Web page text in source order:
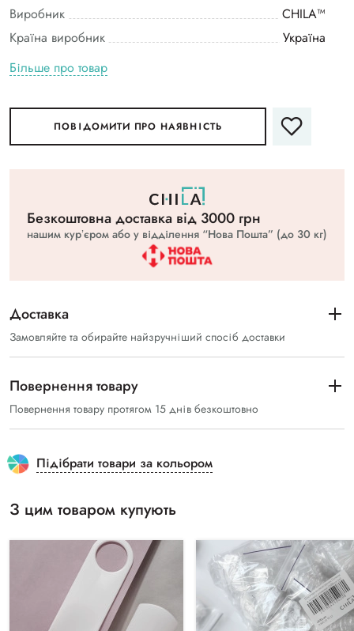
Виробник
CHILA™
Країна виробник
Україна
Більше про товар
ПОВІДОМИТИ ПРО НАЯВНІСТЬ
Безкоштовна доставка вiд 3000 грн
нашим курʼєром або у відділення “Нова Пошта” (до 30 кг)
Доставка
Замовляйте та обирайте найзручніший спосіб доставки
Повернення товару
Повернення товару протягом 15 днів безкоштовно
Підібрати товари за кольором
З цим товаром купують